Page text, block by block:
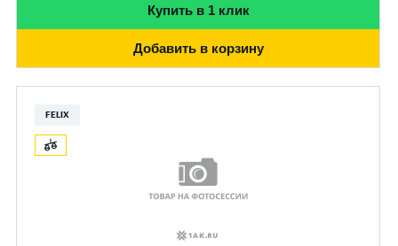
Купить в 1 клик
Добавить в корзину
FELIX